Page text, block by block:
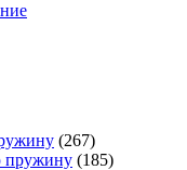
(267)
пружину (185)